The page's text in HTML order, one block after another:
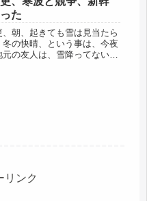
た
、朝、起きても雪は見当たら
冬の快晴、という事は、今夜
の友人は、雪降ってないけ
リンク